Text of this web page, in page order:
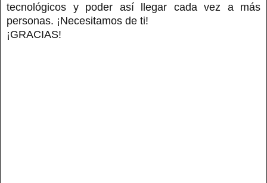
tecnológicos y poder así llegar cada vez a más
personas. ¡Necesitamos de ti!
¡GRACIAS!